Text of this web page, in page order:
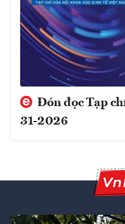
Đón đọc Tạp
31-2026